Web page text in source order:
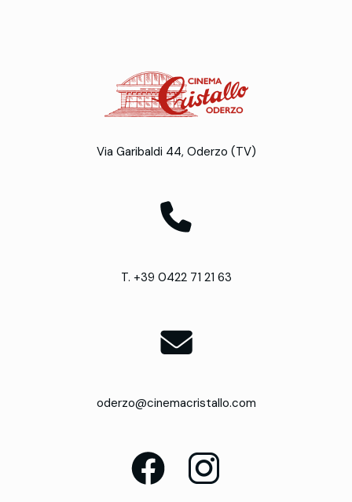
Via Garibaldi 44, Oderzo (TV)
T. +39 0422 71 21 63
oderzo@cinemacristallo.com